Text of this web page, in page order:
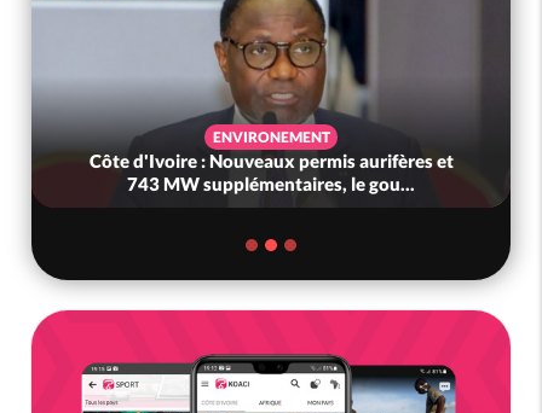
ENVIRONEMENT
Côte d'Ivoire : Nouveaux permis aurifères et
743 MW supplémentaires, le gou...